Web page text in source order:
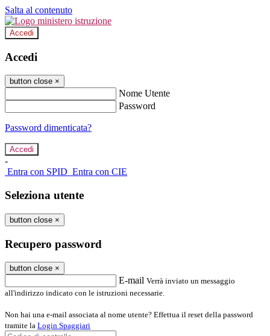
Salta al contenuto
Accedi
Accedi
button close ×
Nome Utente
Password
Password dimenticata?
-
Entra con SPID Entra con CIE
Seleziona utente
button close ×
Recupero password
button close ×
E-mail Verrà inviato un messaggio
all'indirizzo indicato con le istruzioni necessarie.
Non hai una e-mail associata al nome utente? Effettua il reset della password
tramite la Login Spaggiari